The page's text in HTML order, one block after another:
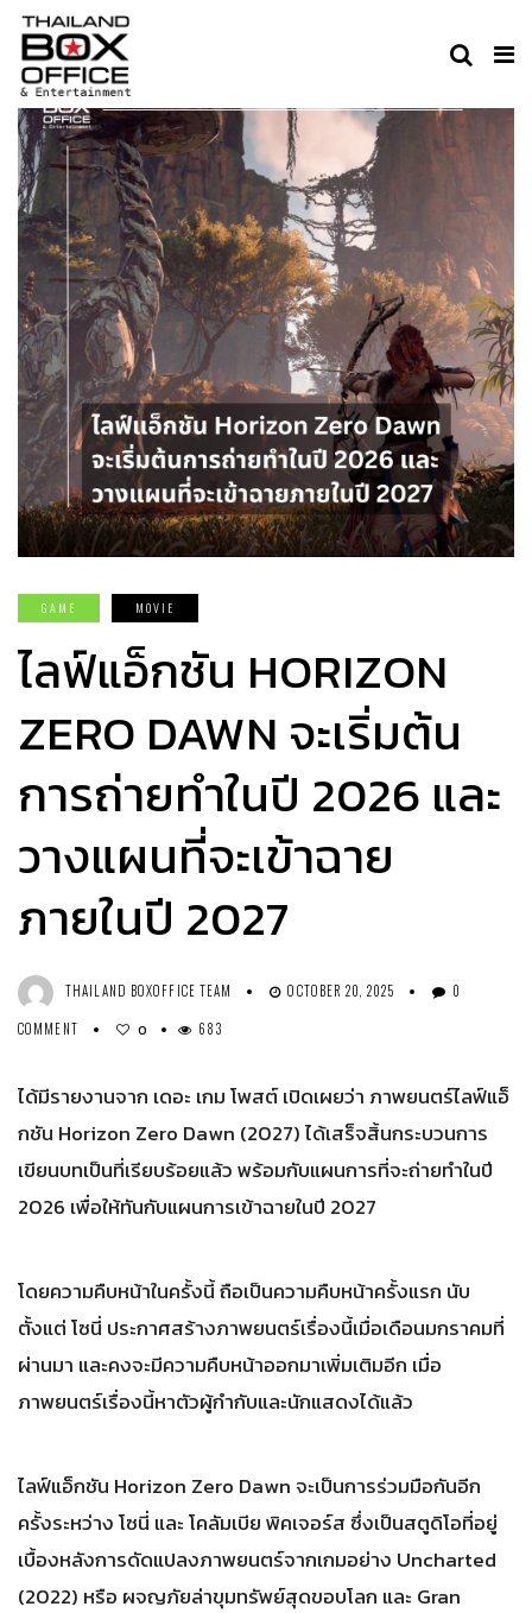
GAME MOVIE
ไลฟ์แอ็กชัน HORIZON
ZERO DAWN จะเริ่มต้น
การถ่ายทำในปี 2026 และ
วางแผนที่จะเข้าฉาย
ภายในปี 2027
THAILAND BOXOFFICE TEAM OCTOBER 20, 2025
0
COMMENT
0 683
ได้มีรายงานจาก เดอะ เกม โพสต์ เปิดเผยว่า ภาพยนตร์ไลฟ์แอ็
กชัน Horizon Zero Dawn (2027) ได้เสร็จสิ้นกระบวนการ
เขียนบทเป็นที่เรียบร้อยแล้ว พร้อมกับแผนการที่จะถ่ายทำในปี
2026 เพื่อให้ทันกับแผนการเข้าฉายในปี 2027
โดยความคืบหน้าในครั้งนี้ ถือเป็นความคืบหน้าครั้งแรก นับ
ตั้งแต่ โซนี่ ประกาศสร้างภาพยนตร์เรื่องนี้เมื่อเดือนมกราคมที่
ผ่านมา และคงจะมีความคืบหน้าออกมาเพิ่มเติมอีก เมื่อ
ภาพยนตร์เรื่องนี้หาตัวผู้กำกับและนักแสดงได้แล้ว
ไลฟ์แอ็กชัน Horizon Zero Dawn จะเป็นการร่วมมือกันอีก
ครั้งระหว่าง โซนี่ และ โคลัมเบีย พิคเจอร์ส ซึ่งเป็นสตูดิโอที่อยู่
เบื้องหลังการดัดแปลงภาพยนตร์จากเกมอย่าง Uncharted
(2022) หรือ ผจญภัยล่าขุมทรัพย์สุดขอบโลก และ Gran